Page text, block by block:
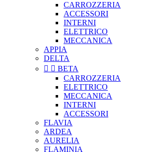
CARROZZERIA
ACCESSORI
INTERNI
ELETTRICO
MECCANICA
APPIA
DELTA
  BETA
CARROZZERIA
ELETTRICO
MECCANICA
INTERNI
ACCESSORI
FLAVIA
ARDEA
AURELIA
FLAMINIA